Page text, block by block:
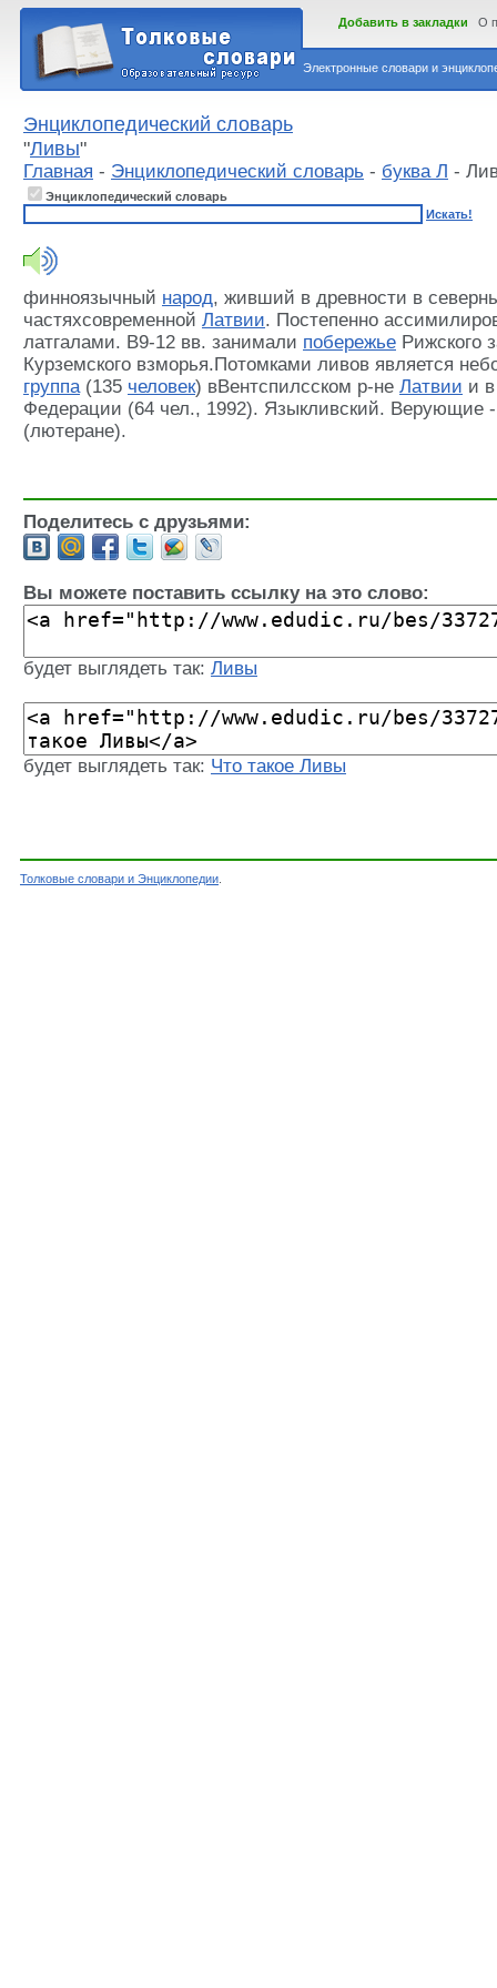
Электронные словари и
Добавить в закладки О
Энциклопедический словарь
"Ливы"
Главная - Энциклопедический словарь - буква Л -
Энциклопедический словарь
Искать!
финноязычный народ, живший в древности в
частяхсовременной Латвии. Постепенно
латгалами. В9-12 вв. занимали побережье Рижского
Курземского взморья.Потомками ливов является
группа(135 человек) вВентспилсском р-не Латвии и
Федерации (64 чел., 1992). Языкливский. Верующие -
(лютеране).
Поделитесь с друзьями:
Вы можете поставить ссылку на это слово:
будет выглядеть так: Ливы
будет выглядеть так: Что такое Ливы
Толковые словари и Энциклопедии